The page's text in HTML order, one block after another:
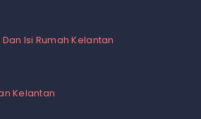
Isi Rumah Kelantan
Kelantan